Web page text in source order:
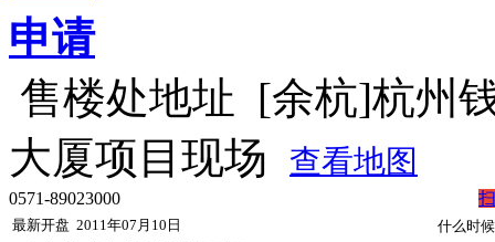
申请
售楼处地址 [余杭]杭州
大厦项目现场
查看地图
0571-89023000
最新开盘 2011年07月10日
什么时